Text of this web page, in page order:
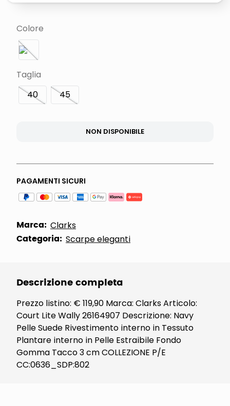
Colore
Taglia
40
45
NON DISPONIBILE
PAGAMENTI SICURI
Marca: Clarks
Categoria: Scarpe eleganti
Descrizione completa
Prezzo listino: € 119,90 Marca: Clarks Articolo:
Court Lite Wally 26164907 Descrizione: Navy
Pelle Suede Rivestimento interno in Tessuto
Plantare interno in Pelle Estraibile Fondo
Gomma Tacco 3 cm COLLEZIONE P/E
CC:0636_SDP:802